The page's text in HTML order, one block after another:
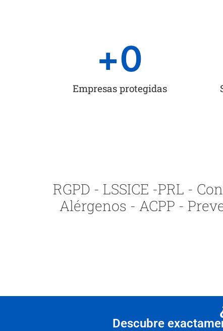
Empresas protegidas
+0
RGPD - LSSICE -PRL -
Alérgenos - ACPP -
Descubre